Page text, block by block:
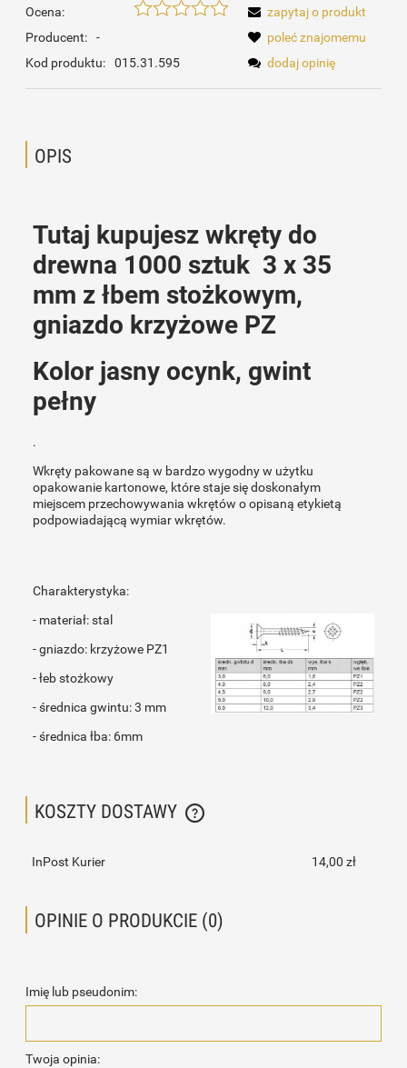
Ocena:
Producent:
-
Kod produktu:
015.31.595
zapytaj o produkt
poleć znajomemu
dodaj opinię
OPIS
Tutaj kupujesz wkręty do
drewna 1000 sztuk 3 x 35
mm z łbem stożkowym,
gniazdo krzyżowe PZ
Kolor jasny ocynk, gwint
pełny
.
Wkręty pakowane są w bardzo wygodny w użytku
opakowanie kartonowe, które staje się doskonałym
miejscem przechowywania wkrętów o opisaną etykietą
podpowiadającą wymiar wkrętów.
Charakterystyka:
- materiał: stal
- gniazdo: krzyżowe PZ1
- łeb stożkowy
- średnica gwintu: 3 mm
- średnica łba: 6mm
KOSZTY DOSTAWY
CENA NIE ZAWIERA EWENTUALNYCH KOSZTÓW PŁATNOŚCI
InPost Kurier 14,00 zł
OPINIE O PRODUKCIE (0)
Imię lub pseudonim:
Twoja opinia: